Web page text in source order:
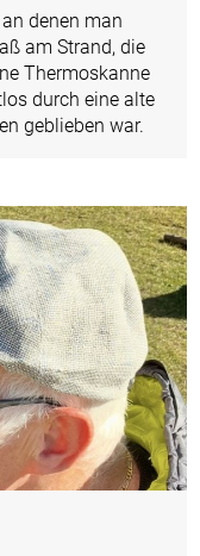
denen man
am Strand, die
Thermoskanne
durch eine alte
geblieben war.